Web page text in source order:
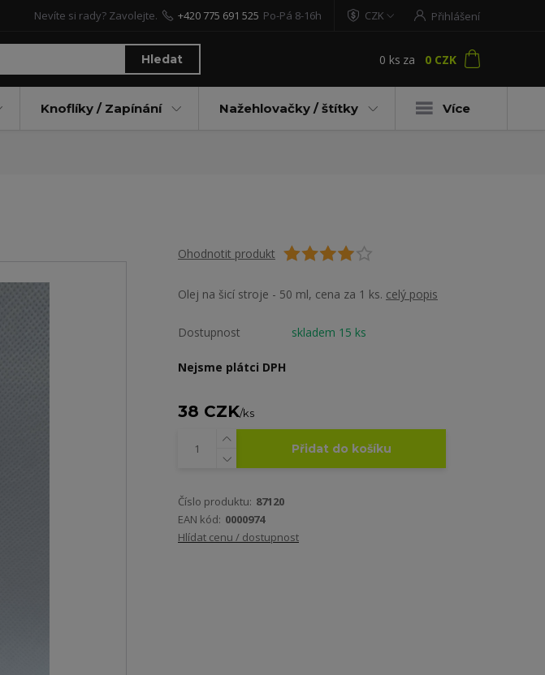
CZK Přihlášení
Hledat
Nevíte si rady? Zavolejte. +420 775 691 525 Po-Pá 8-16h
0 ks za 0 CZK
Knoflíky / Zapínání Nažehlovačky / štítky Více
Ohodnotit produkt
Olej na šicí stroje - 50 ml, cena za 1 ks. celý popis
Dostupnost skladem 15 ks
Nejsme plátci DPH
38 CZK/ks
Přidat do košíku
Číslo produktu: 87120
EAN kód: 0000974
Hlídat cenu / dostupnost